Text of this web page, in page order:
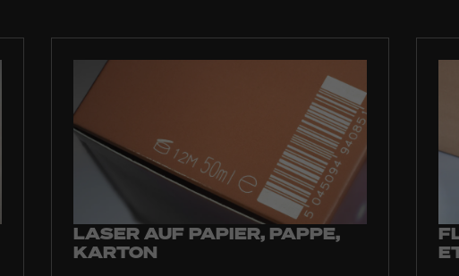
LASER AUF PAPIER, PAPPE,
KARTON